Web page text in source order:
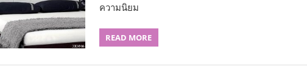
ความนิยม
READ MORE